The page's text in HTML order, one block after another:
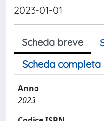
2023-01-01
Scheda breve
Scheda completa
Anno
2023